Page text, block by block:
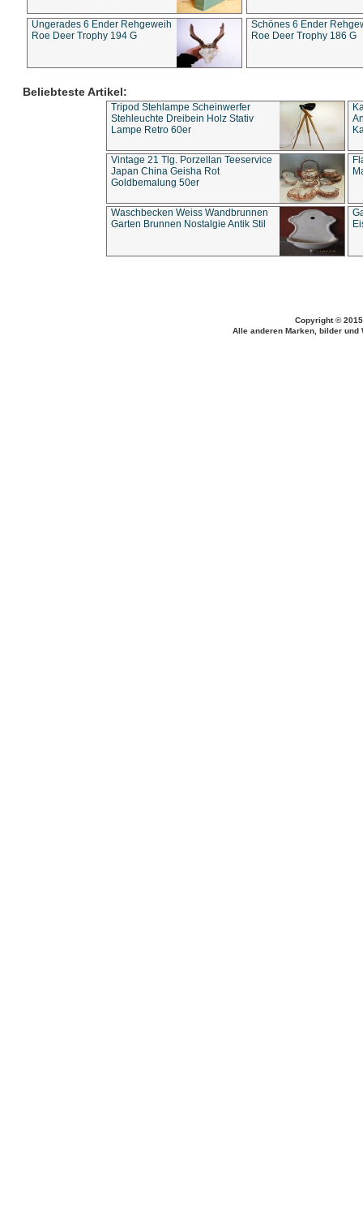
Ungerades 6 Ender Rehgeweih
Roe Deer Trophy 194 G
Schönes 6 Ender
Roe Deer Trophy 186 G
Beliebteste Artikel:
Tripod Stehlampe Scheinwerfer
Stehleuchte Dreibein Holz Stativ
Lampe Retro 60er
Vintage 21 Tlg. Porzellan Teeservice
Japan China Geisha Rot
Goldbemalung 50er
Waschbecken Weiss Wandbrunnen
Garten Brunnen Nostalgie Antik Stil
Copyright ©
Alle anderen Marken, bilder und